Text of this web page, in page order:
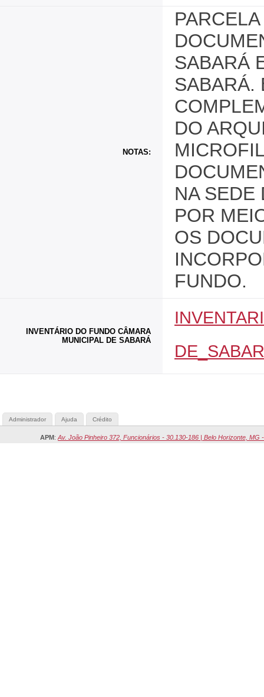
NOTAS:
SABARÁ
SABARÁ.
DO
NA SEDE
POR
OS
FUNDO.
INVENTÁRIO DO FUNDO CÂMARA
MUNICIPAL DE SABARÁ
Administrador Ajuda Crédito
APM: Av. João Pinheiro 372, Funcionários - 30.130-186 | Belo Horizonte, MG